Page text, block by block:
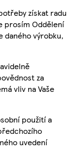
získat radu
prosím Oddělení
daného výrobku,
za
vliv na Vaše
použití a
uvedení